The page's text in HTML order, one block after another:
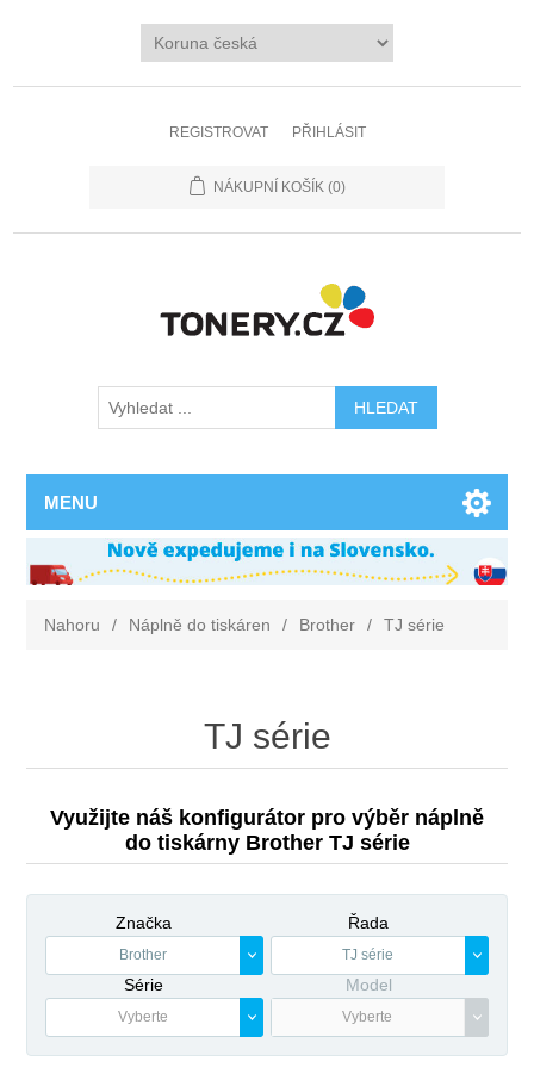
REGISTROVAT PŘIHLÁSIT
NÁKUPNÍ KOŠÍK (0)
MENU
Nahoru / Náplně do tiskáren / Brother / TJ série
TJ série
Využijte náš konfigurátor pro výběr náplně
do tiskárny Brother TJ série
Značka
Brother
Řada
TJ série
Série
Vyberte
Model
Vyberte